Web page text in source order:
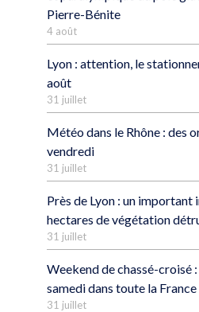
Pierre-Bénite
4 août
Lyon : attention, le
août
31 juillet
Météo dans le Rhône : des
vendredi
31 juillet
Près de Lyon : un important
hectares de végétation
31 juillet
Weekend de chassé-croisé
samedi dans toute la France
31 juillet